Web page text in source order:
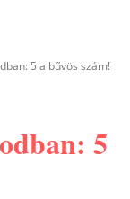
5 a bűvös szám!
5